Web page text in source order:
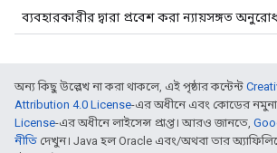
ব্যবহারকারীর দ্বারা প্রবেশ করা ন্যায়সঙ্গত
অন্য কিছু উল্লেখ না করা থাকলে, এই পৃষ্ঠার কন্টেন্ট
Attribution 4.0 License-এর অধীনে এবং কোডের
License-এর অধীনে লাইসেন্স প্রাপ্ত। আরও জানতে,
নীতি দেখুন। Java হল Oracle এবং/অথবা তার